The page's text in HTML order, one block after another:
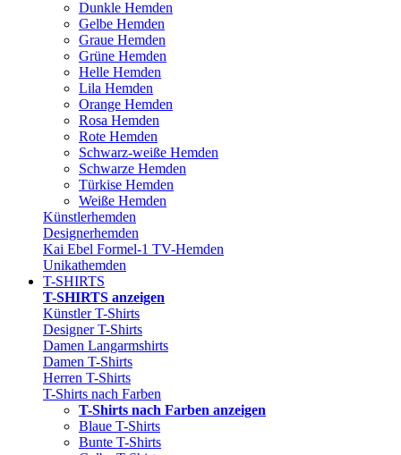
Dunkle Hemden
Gelbe Hemden
Graue Hemden
Grüne Hemden
Helle Hemden
Lila Hemden
Orange Hemden
Rosa Hemden
Rote Hemden
Schwarz-weiße Hemden
Schwarze Hemden
Türkise Hemden
Weiße Hemden
Künstlerhemden
Designerhemden
Kai Ebel Formel-1 TV-Hemden
Unikathemden
T-SHIRTS
T-SHIRTS anzeigen
Künstler T-Shirts
Designer T-Shirts
Damen Langarmshirts
Damen T-Shirts
Herren T-Shirts
T-Shirts nach Farben
T-Shirts nach Farben anzeigen
Blaue T-Shirts
Bunte T-Shirts